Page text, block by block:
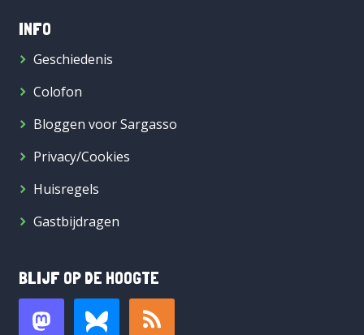
INFO
Geschiedenis
Colofon
Bloggen voor Sargasso
Privacy/Cookies
Huisregels
Gastbijdragen
BLIJF OP DE HOOGTE